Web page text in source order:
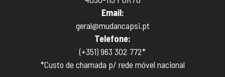
Email:
geral@mudancapsi.pt
Telefone:
(+351)963 302 772*
*Custo de chamada p/ rede móvel nacional